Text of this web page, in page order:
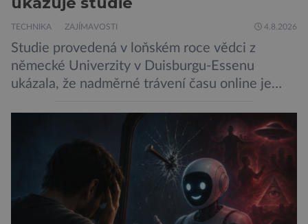
TECHNIKA ZAJÍMAVOSTI 4.8.2026
Studie provedená v loňském roce vědci z
německé Univerzity v Duisburgu-Essenu
ukázala, že nadměrné trávení času online je
vede k zanedbávání dalších aktivit. Zúčastnilo
se jí 900 dospělých Němců, kteří uvedli, že se v
posledním roce alespoň jednou zapojili do hraní
her, sledování pornografie, sledování sociálních
sítí […]